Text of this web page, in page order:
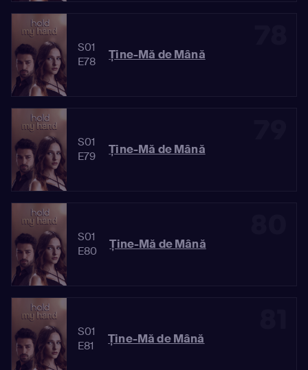
S01
E78
Ține-Mă de Mână
S01
E79
Ține-Mă de Mână
S01
E80
Ține-Mă de Mână
S01
E81
Ține-Mă de Mână